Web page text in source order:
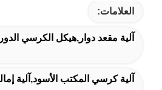
العلامات:
آلية مقعد دوار,هيكل الكرسي
آلية كرسي المكتب الأسود,آلية إمالة كرسي المكتب